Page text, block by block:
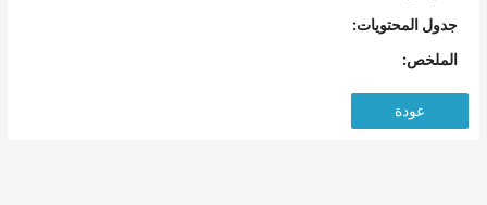
جدول المحتويات:
الملخص:
عودة